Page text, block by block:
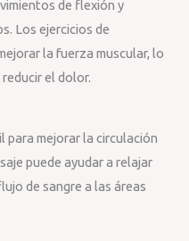
de flexión y
Los ejercicios de
la fuerza muscular, lo
el dolor.
para mejorar la circulación
puede ayudar a relajar
de sangre a las áreas